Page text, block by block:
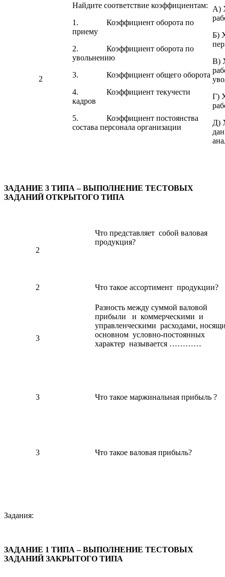
2
Найдите соответствие коэффициентам:
1. Коэффициент оборота по
приему
2. Коэффициент оборота по
увольнению
3. Коэффициент общего оборота
4. Коэффициент текучести
кадров
5. Коэффициент постоянства
состава персонала организации
А)
Б)
В)
Г)
Д)
ЗАДАНИЕ 3 ТИПА – ВЫПОЛНЕНИЕ ТЕСТОВЫХ
ЗАДАНИЙ ОТКРЫТОГО ТИПА
2
Что представляет собой валовая
продукция?
2 Что такое ассортимент продукции?
3
Разность между суммой валовой
прибыли и коммерческими и
управленческими расходами,
основном условно-постоянных
характер называется …………
3 Что такое маржинальная прибыль ?
3 Что такое валовая прибыль?
Задания:
ЗАДАНИЕ 1 ТИПА – ВЫПОЛНЕНИЕ ТЕСТОВЫХ
ЗАДАНИЙ ЗАКРЫТОГО ТИПА